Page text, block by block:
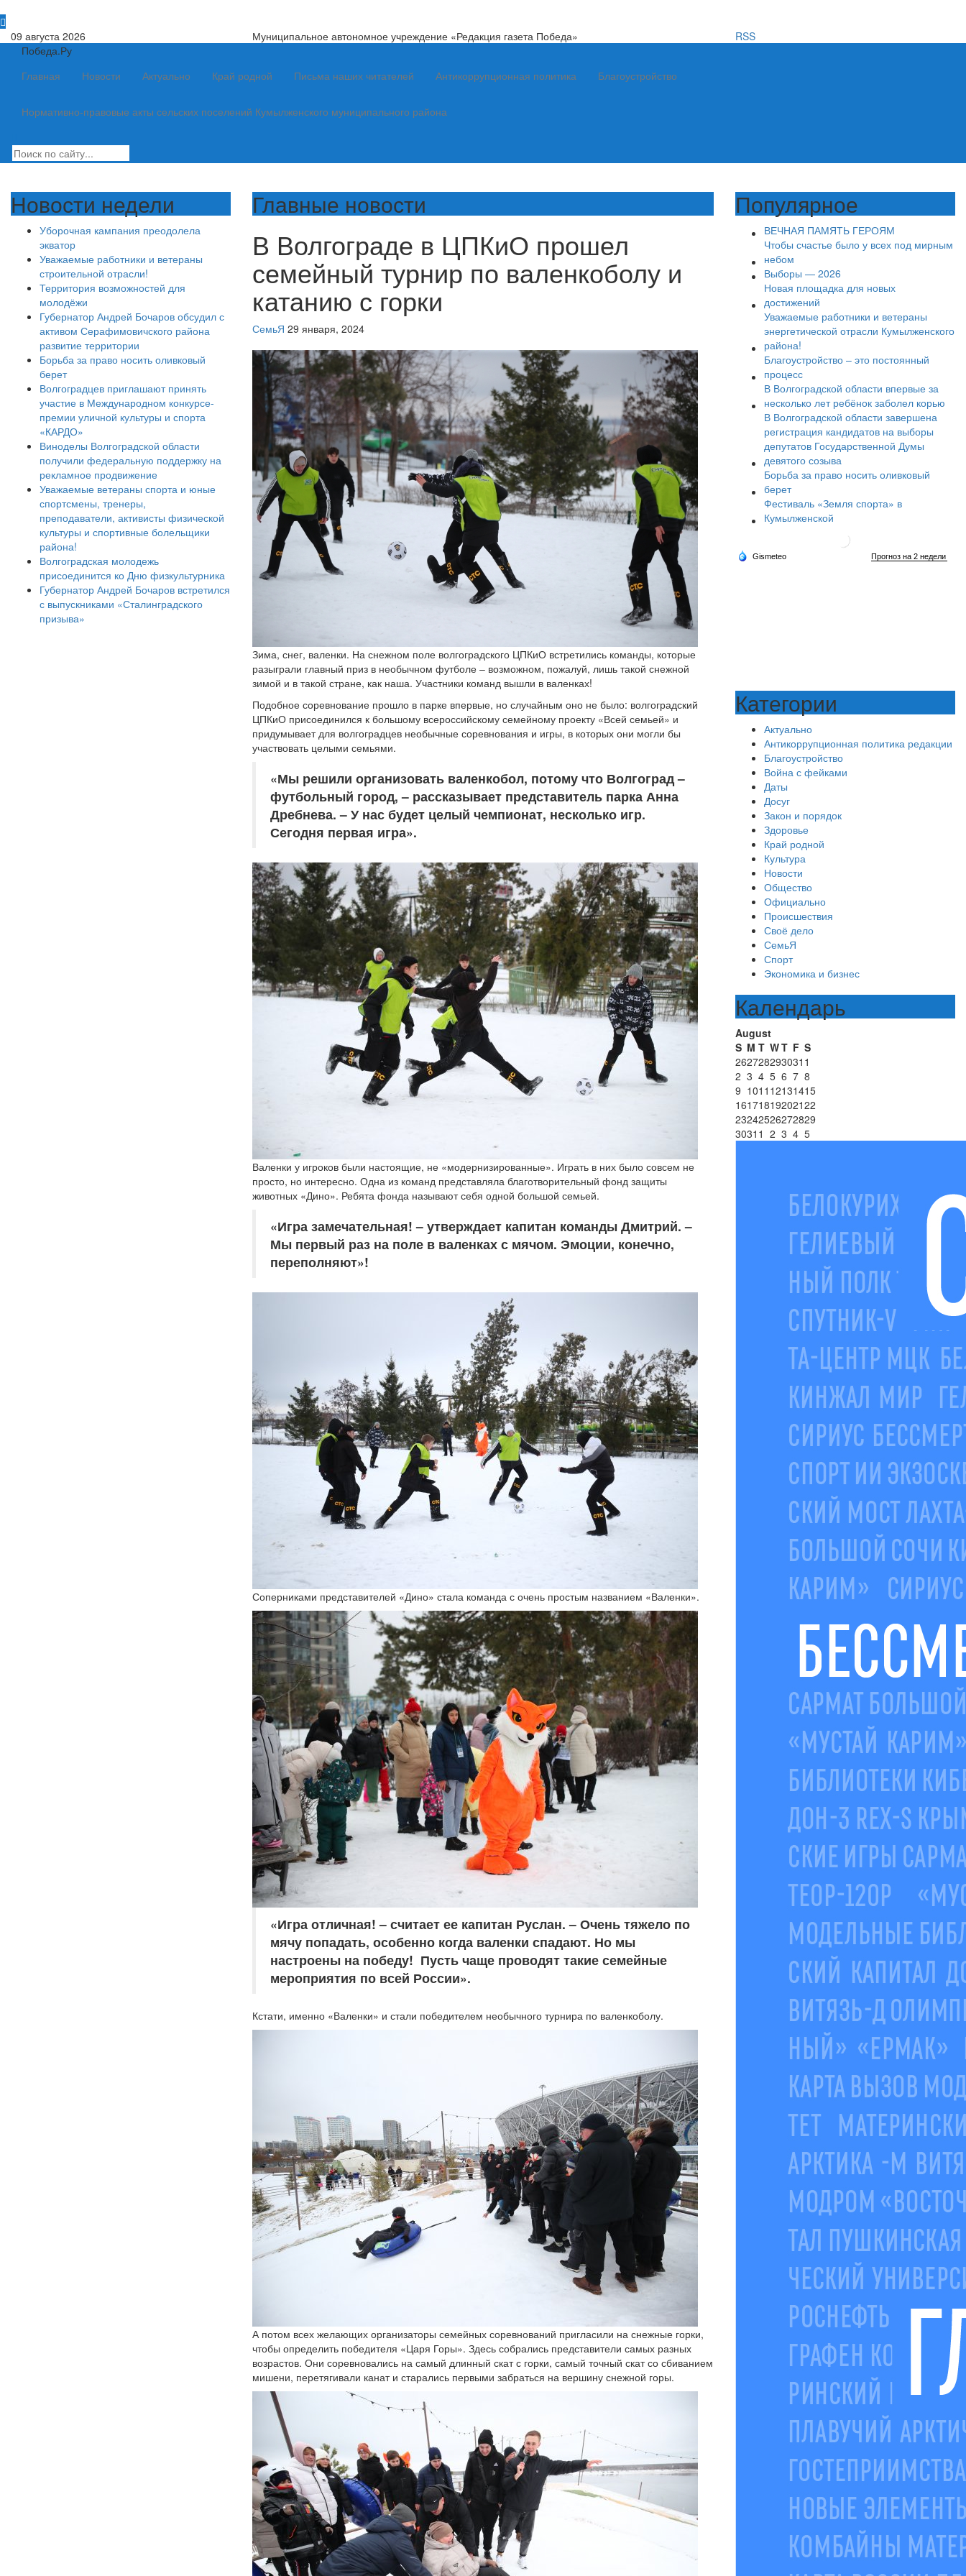
09 августа 2026 Муниципальное автономное учреждение «Редакция газета Победа»
RSS
Победа.Ру
Главная
Новости Актуально Край родной Письма наших читателей Антикоррупционная политика Благоустройство
Нормативно-правовые акты сельских поселений Кумылженского муниципального района
Новости недели
Уборочная кампания преодолела
экватор
Уважаемые работники и ветераны
строительной отрасли!
Территория возможностей для
молодёжи
Губернатор Андрей Бочаров обсудил с
активом Серафимовичского района
развитие территории
Борьба за право носить оливковый
берет
Волгоградцев приглашают принять
участие в Международном конкурсе-
премии уличной культуры и спорта
«КАРДО»
Виноделы Волгоградской области
получили федеральную поддержку на
рекламное продвижение
Уважаемые ветераны спорта и юные
спортсмены, тренеры,
преподаватели, активисты физической
культуры и спортивные болельщики
района!
Волгоградская молодежь
присоединится ко Дню физкультурника
Губернатор Андрей Бочаров встретился
с выпускниками «Сталинградского
призыва»
Главные новости
В Волгограде в ЦПКиО прошел
семейный турнир по валенкоболу и
катанию с горки
СемьЯ 29 января, 2024
Зима, снег, валенки. На снежном поле волгоградского ЦПКиО встретились команды, которые
разыграли главный приз в необычном футболе – возможном, пожалуй, лишь такой снежной
зимой и в такой стране, как наша. Участники команд вышли в валенках!
Подобное соревнование прошло в парке впервые, но случайным оно не было: волгоградский
ЦПКиО присоединился к большому всероссийскому семейному проекту «Всей семьей» и
придумывает для волгоградцев необычные соревнования и игры, в которых они могли бы
участвовать целыми семьями.
«Мы решили организовать валенкобол, потому что Волгоград –
футбольный город, – рассказывает представитель парка Анна
Дребнева. – У нас будет целый чемпионат, несколько игр.
Сегодня первая игра».
Валенки у игроков были настоящие, не «модернизированные». Играть в них было совсем не
просто, но интересно. Одна из команд представляла благотворительный фонд защиты
животных «Дино». Ребята фонда называют себя одной большой семьей.
«Игра замечательная! – утверждает капитан команды Дмитрий. –
Мы первый раз на поле в валенках с мячом. Эмоции, конечно,
переполняют»!
Соперниками представителей «Дино» стала команда с очень простым названием «Валенки».
«Игра отличная! – считает ее капитан Руслан. – Очень тяжело по
мячу попадать, особенно когда валенки спадают. Но мы
настроены на победу! Пусть чаще проводят такие семейные
мероприятия по всей России».
Кстати, именно «Валенки» и стали победителем необычного турнира по валенкоболу.
А потом всех желающих организаторы семейных соревнований пригласили на снежные горки,
чтобы определить победителя «Царя Горы». Здесь собрались представители самых разных
возрастов. Они соревновались на самый длинный скат с горки, самый точный скат со сбиванием
мишени, перетягивали канат и старались первыми забраться на вершину снежной горы.
Популярное
ВЕЧНАЯ ПАМЯТЬ ГЕРОЯМ
Чтобы счастье было у всех под мирным
небом
Выборы — 2026
Новая площадка для новых
достижений
Уважаемые работники и ветераны
энергетической отрасли Кумылженского
района!
Благоустройство – это постоянный
процесс
В Волгоградской области впервые за
несколько лет ребёнок заболел корью
В Волгоградской области завершена
регистрация кандидатов на выборы
депутатов Государственной Думы
девятого созыва
Борьба за право носить оливковый
берет
Фестиваль «Земля спорта» в
Кумылженской
Категории
Актуально
Антикоррупционная политика редакции
Благоустройство
Война с фейками
Даты
Досуг
Закон и порядок
Здоровье
Край родной
Культура
Новости
Общество
Официально
Происшествия
Своё дело
СемьЯ
Спорт
Экономика и бизнес
Календарь
August
S M T WT F S
262728293031 1
2 3 4 5 6 7 8
9 1011 12131415
16171819202122
23242526272829
3031 1 2 3 4 5